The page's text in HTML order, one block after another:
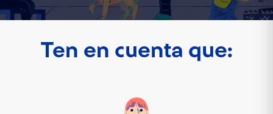
Ten en cuenta que: